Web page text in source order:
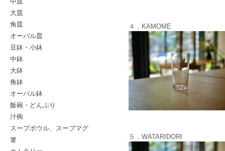
大皿
角皿
オーバル皿
豆鉢・小鉢
中鉢
大鉢
角鉢
オーバル鉢
飯碗・どんぶり
汁椀
スープボウル、スープマグ
箸
４．KAMOME
５．WATARIDORI